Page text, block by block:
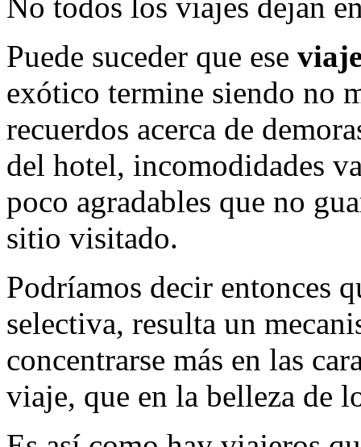
Puede suceder que ese
exótico termine siendo no
recuerdos acerca de
del hotel, incomodidades
poco agradables que no
sitio visitado.
Podríamos decir entonces
selectiva, resulta un
concentrarse más en las
viaje, que en la belleza de